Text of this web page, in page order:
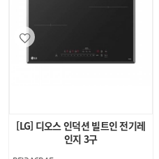
[LG] 디오스 인덕션 빌트인 전기레
인지 3구